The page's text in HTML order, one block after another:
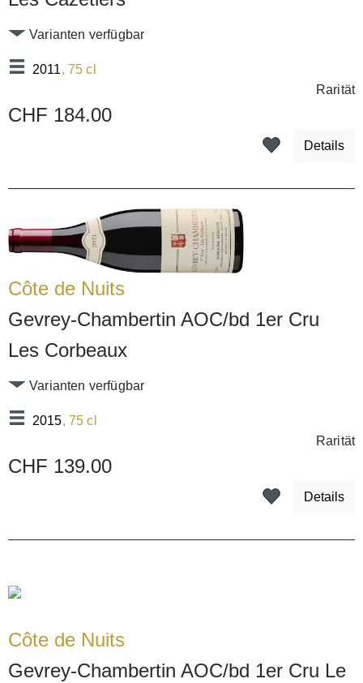
2011, 75 cl
Varianten verfügbar
Rarität
CHF 184.00
Details
Côte de Nuits
Gevrey-Chambertin AOC/bd 1er Cru
Les Corbeaux
2015, 75 cl
Varianten verfügbar
Rarität
CHF 139.00
Details
Côte de Nuits
Gevrey-Chambertin AOC/bd 1er Cru Le